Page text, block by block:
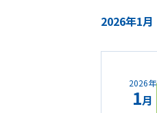
2026年1月
2026年
1月